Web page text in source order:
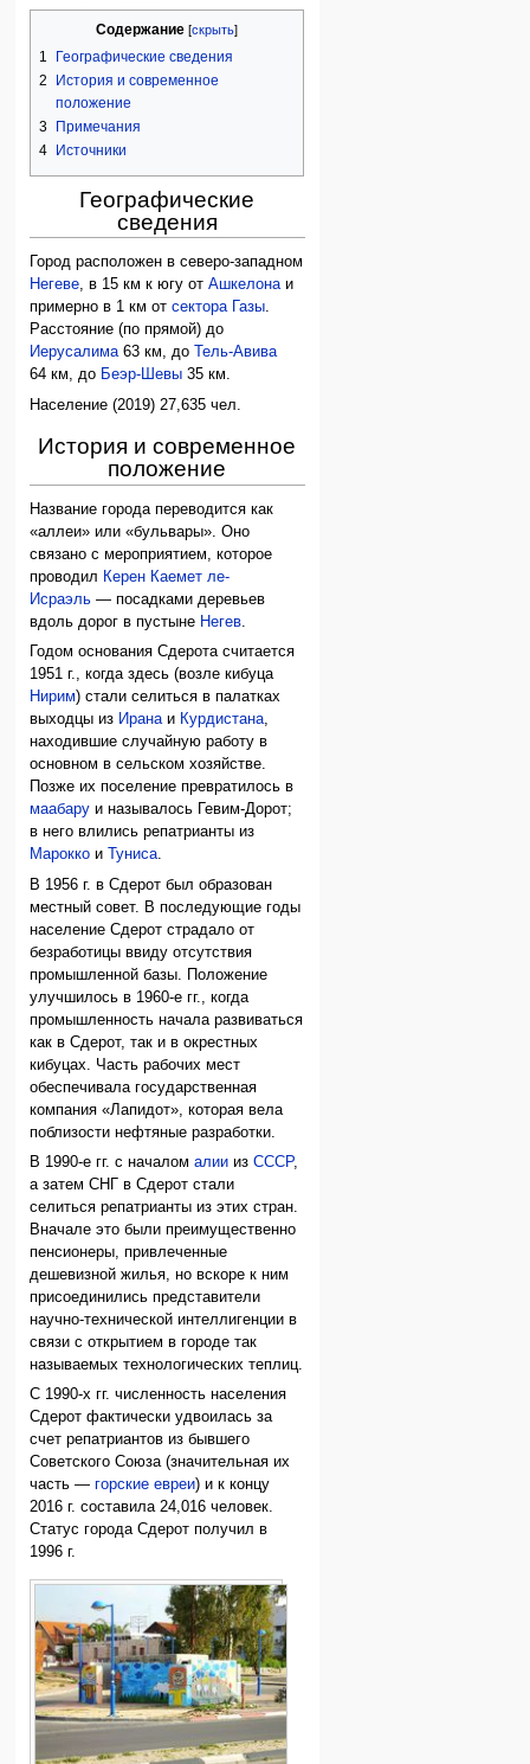
Содержание
1
Географические сведения
2
История и современное
положение
3
Примечания
4
Источники
Географические
сведения
Город расположен в северо-западном
Негеве, в 15 км к югу отАшкелонаи
примерно в 1 км отсектора Газы.
Расстояние (по прямой) до
Иерусалима63 км, до
Тель-Авива
64 км, до Беэр-Шевы 35 км.
Население (2019) 27,635 чел.
История и современное
положение
Название города переводится как
«аллеи» или «бульвары». Оно
связано с мероприятием, которое
проводил Керен Каемет ле-
Исраэль — посадками деревьев
вдоль дорог в пустыне Негев.
Годом основания Сдерота считается
1951 г., когда здесь (возле кибуца
Нирим) стали селиться в палатках
выходцы из Иранаи Курдистана,
находившие случайную работу в
основном в сельском хозяйстве.
Позже их поселение превратилось в
маабару и называлось Гевим-Дорот;
в него влились репатрианты из
Марокко и Туниса.
В 1956 г. в Сдерот был образован
местный совет. В последующие годы
население Сдерот страдало от
безработицы ввиду отсутствия
промышленной базы. Положение
улучшилось в 1960-е гг., когда
промышленность начала развиваться
как в Сдерот, так и в окрестных
кибуцах. Часть рабочих мест
обеспечивала государственная
компания «Лапидот», которая вела
поблизости нефтяные разработки.
В 1990-е гг. с началомалии изСССР,
а затем СНГ в Сдерот стали
селиться репатрианты из этих стран.
Вначале это были преимущественно
пенсионеры, привлеченные
дешевизной жилья, но вскоре к ним
присоединились представители
научно-технической интеллигенции в
связи с открытием в городе так
называемых технологических теплиц.
С 1990-х гг. численность населения
Сдерот фактически удвоилась за
счет репатриантов из бывшего
Советского Союза (значительная их
часть —горские евреи) и к концу
2016 г. составила 24,016 человек.
Статус города Сдерот получил в
1996 г.